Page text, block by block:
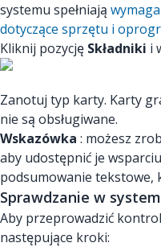
systemu spełniają
dotyczące sprzętu i
Kliknij pozycję Składniki i
Zanotuj typ karty. Karty
nie są obsługiwane.
Wskazówka : możesz
aby udostępnić je
podsumowanie tekstowe,
Sprawdzanie w
Aby przeprowadzić
następujące kroki: